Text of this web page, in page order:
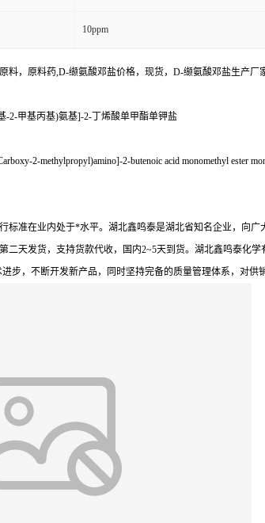
10ppm
料，原料药,D-缬氨酸邓盐价格，现货，D-缬氨酸邓盐生产
-2-甲基丙基)氨基]-2-丁烯酸单甲酯单钾盐
2-methylpropyl)amino]-2-butenoic acid monomethyl ester
标准在业内处于*水平。湖北鑫鸣泰是湖北省知名企业，向
二天发货，支持货款代收，国内2~5天到货。湖北鑫鸣泰化
步，不断开发新产品，同时坚持完备的质量管理体系，对